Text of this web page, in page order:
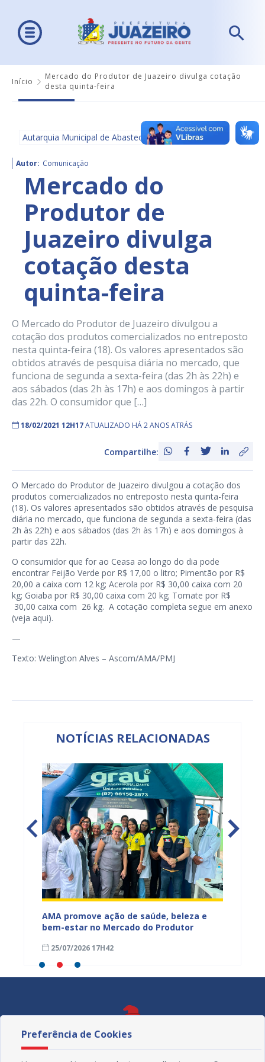
Início
Mercado do Produtor de Juazeiro divulga cotação
desta quinta-feira
Autarquia Municipal de Abastecimento - AMA
Autor: Comunicação
Mercado do
Produtor de
Juazeiro divulga
cotação desta
quinta-feira
O Mercado do Produtor de Juazeiro divulgou a
cotação dos produtos comercializados no entreposto
nesta quinta-feira (18). Os valores apresentados são
obtidos através de pesquisa diária no mercado, que
funciona de segunda a sexta-feira (das 2h às 22h) e
aos sábados (das 2h às 17h) e aos domingos à partir
das 22h. O consumidor que […]
18/02/2021 12H17ATUALIZADO HÁ 2 ANOS ATRÁS
Compartilhe:
O Mercado do Produtor de Juazeiro divulgou a cotação dos
produtos comercializados no entreposto nesta quinta-feira
(18). Os valores apresentados são obtidos através de pesquisa
diária no mercado, que funciona de segunda a sexta-feira (das
2h às 22h) e aos sábados (das 2h às 17h) e aos domingos à
partir das 22h.
O consumidor que for ao Ceasa ao longo do dia pode
encontrar Feijão Verde por R$ 17,00 o litro; Pimentão por R$
20,00 a caixa com 12 kg; Acerola por R$ 30,00 caixa com 20
kg; Goiaba por R$ 30,00 caixa com 20 kg; Tomate por R$
30,00 caixa com 26 kg. A cotação completa segue em anexo
(veja aqui).
—
Texto: Welington Alves – Ascom/AMA/PMJ
NOTÍCIAS RELACIONADAS
AMA promove ação de saúde, beleza e
bem-estar no Mercado do Produtor
25/07/2026 17H42
Preferência de Cookies